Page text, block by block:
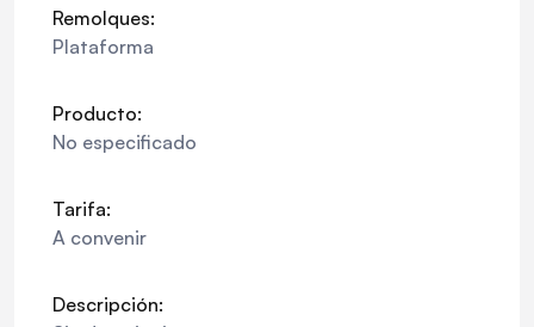
Remolques:
Plataforma
Producto:
No especificado
Tarifa:
A convenir
Descripción: